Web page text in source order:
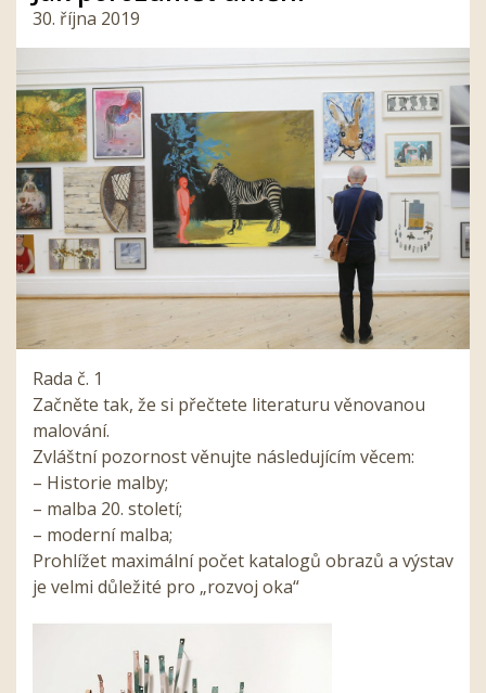
30. října 2019
Rada č. 1
Začněte tak, že si přečtete literaturu věnovanou
malování.
Zvláštní pozornost věnujte následujícím věcem:
– Historie malby;
– malba 20. století;
– moderní malba;
Prohlížet maximální počet katalogů obrazů a výstav
je velmi důležité pro „rozvoj oka“